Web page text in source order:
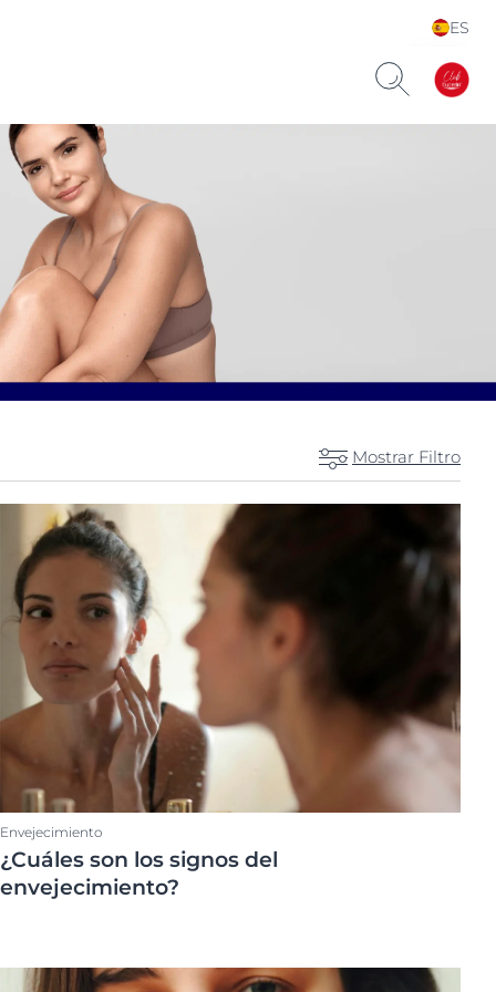
ES
Choose your Language &
Country
@eucerin_esp
Descubre más en nuestro
Instagram
¡Síguenos!
Mostrar Filtro
Parte del cuerpo
Face
Hidratación corporal
Problemas del cuero cabelludo
Productos para el rostro
Envejecimiento
¿Cuáles son los signos del
envejecimiento?